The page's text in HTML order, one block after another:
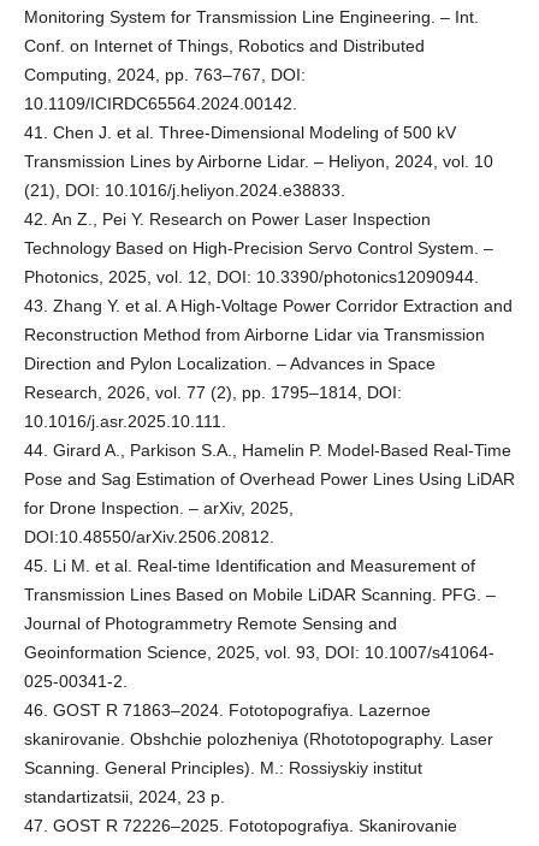
Monitoring System for Transmission Line Engineering. – Int.
Conf. on Internet of Things, Robotics and Distributed
Computing, 2024, pp. 763–767, DOI:
10.1109/ICIRDC65564.2024.00142.
41. Chen J. et al. Three-Dimensional Modeling of 500 kV
Transmission Lines by Airborne Lidar. – Heliyon, 2024, vol. 10
(21), DOI: 10.1016/j.heliyon.2024.e38833.
42. An Z., Pei Y. Research on Power Laser Inspection
Technology Based on High-Precision Servo Control System. –
Photonics, 2025, vol. 12, DOI: 10.3390/photonics12090944.
43. Zhang Y. et al. A High-Voltage Power Corridor Extraction and
Reconstruction Method from Airborne Lidar via Transmission
Direction and Pylon Localization. – Advances in Space
Research, 2026, vol. 77 (2), pp. 1795–1814, DOI:
10.1016/j.asr.2025.10.111.
44. Girard A., Parkison S.A., Hamelin P. Model-Based Real-Time
Pose and Sag Estimation of Overhead Power Lines Using LiDAR
for Drone Inspection. – arXiv, 2025,
DOI:10.48550/arXiv.2506.20812.
45. Li M. et al. Real-time Identification and Measurement of
Transmission Lines Based on Mobile LiDAR Scanning. PFG. –
Journal of Photogrammetry Remote Sensing and
Geoinformation Science, 2025, vol. 93, DOI: 10.1007/s41064-
025-00341-2.
46. GOST R 71863–2024. Fototopografiya. Lazernoe
skanirovanie. Obshchie polozheniya (Rhototopography. Laser
Scanning. General Principles). M.: Rossiyskiy institut
standartizatsii, 2024, 23 p.
47. GOST R 72226–2025. Fototopografiya. Skanirovanie